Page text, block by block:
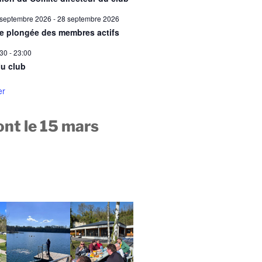
2026 -28 septembre 2026
plongée des membres actifs
-23:00
club
le 15 mars